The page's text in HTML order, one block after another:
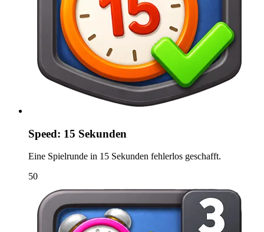
Speed: 15 Sekunden
Eine Spielrunde in 15 Sekunden fehlerlos geschafft.
50